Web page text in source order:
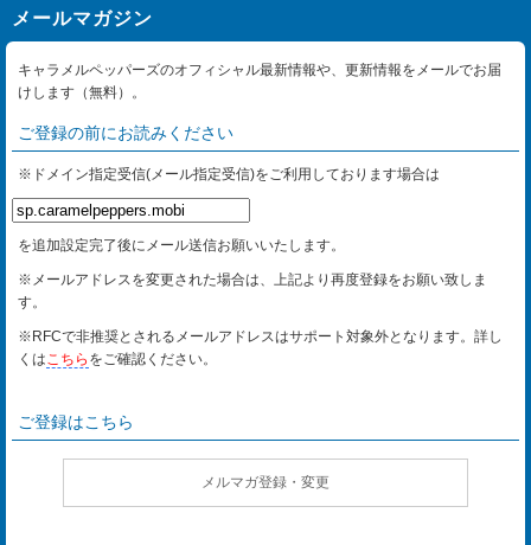
メールマガジン
キャラメルペッパーズのオフィシャル最新情報や、更新情報をメールでお届
けします（無料）。
ご登録の前にお読みください
※ドメイン指定受信(メール指定受信)をご利用しております場合は
を追加設定完了後にメール送信お願いいたします。
※メールアドレスを変更された場合は、上記より再度登録をお願い致しま
す。
※RFCで非推奨とされるメールアドレスはサポート対象外となります。詳し
くはこちら をご確認ください。
ご登録はこちら
メルマガ登録・変更